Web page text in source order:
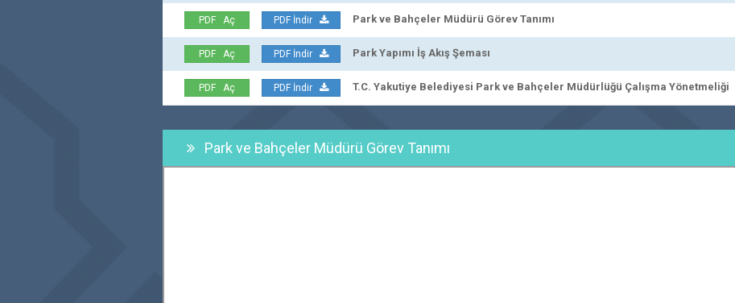
PDF Aç PDF İndir Park ve Bahçeler Müdürü Görev Tanımı
PDF Aç PDF İndir Park Yapımı İş Akış Şeması
PDF Aç PDF İndir T.C. Yakutiye Belediyesi Park ve Bahçeler Müdürlüğü Çalışma Yönetmeliği
Park ve Bahçeler Müdürü Görev Tanımı